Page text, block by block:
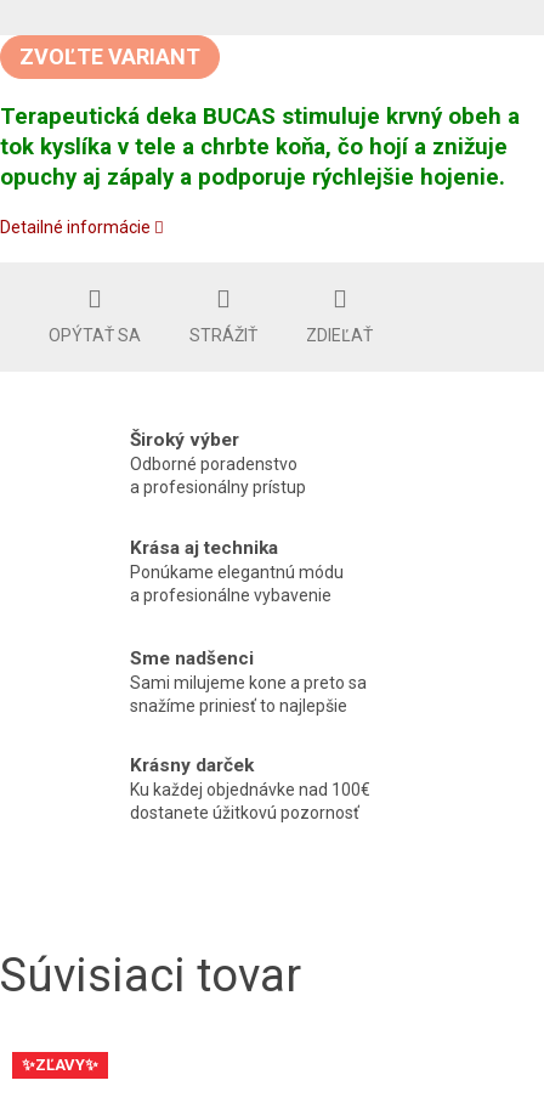
cena:
ZVOĽTE VARIANT
Terapeutická deka BUCAS stimuluje krvný obeh a
tok kyslíka v tele a chrbte koňa, čo hojí a znižuje
opuchy aj zápaly a podporuje rýchlejšie hojenie.
Detailné informácie
OPÝTAŤ SA STRÁŽIŤ ZDIEĽAŤ
Široký výber
Odborné poradenstvo
a profesionálny prístup
Krása aj technika
Ponúkame elegantnú módu
a profesionálne vybavenie
Sme nadšenci
Sami milujeme kone a preto sa
snažíme priniesť to najlepšie
Krásny darček
Ku každej objednávke nad 100€
dostanete úžitkovú pozornosť
Súvisiaci tovar
✨ZĽAVY✨